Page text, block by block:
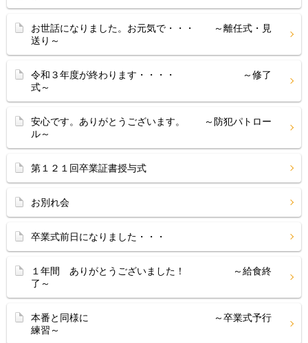
お世話になりました。お元気で・・・ ～離任式・見
送り～
令和３年度が終わります・・・・ ～修了
式～
安心です。ありがとうございます。 ～防犯パトロー
ル～
第１２１回卒業証書授与式
お別れ会
卒業式前日になりました・・・
１年間 ありがとうございました！ ～給食終
了～
本番と同様に ～卒業式予行
練習～